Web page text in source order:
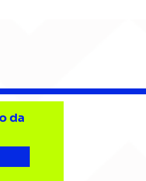
Levinsk conquista
da